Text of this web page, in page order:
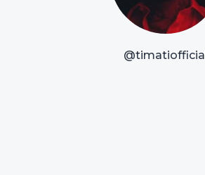
@timatiofficial